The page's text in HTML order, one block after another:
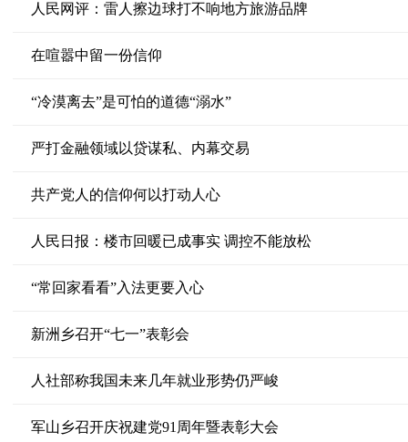
人民网评：雷人擦边球打不响地方旅游品牌
在喧嚣中留一份信仰
“冷漠离去”是可怕的道德“溺水”
严打金融领域以贷谋私、内幕交易
共产党人的信仰何以打动人心
人民日报：楼市回暖已成事实 调控不能放松
“常回家看看”入法更要入心
新洲乡召开“七一”表彰会
人社部称我国未来几年就业形势仍严峻
军山乡召开庆祝建党91周年暨表彰大会